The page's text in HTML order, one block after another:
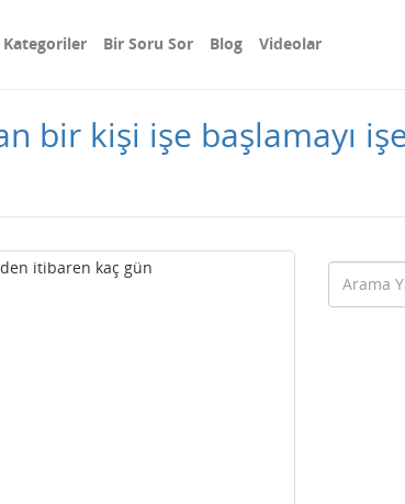
Kategoriler Bir Soru Sor Blog Videolar
bir kişi işe başlamayı
itibaren kaç gün